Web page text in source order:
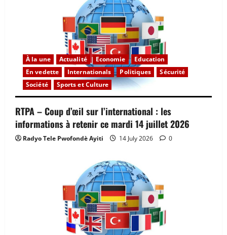
À la une Actualité Economie
Education
En vedette
Internationals Politiques
Sécurité
Société
Sports et Culture
RTPA – Coup d’œil sur l’international : les
informations à retenir ce mardi 14 juillet 2026
Radyo Tele Pwofondè Ayiti 14 July 2026 0